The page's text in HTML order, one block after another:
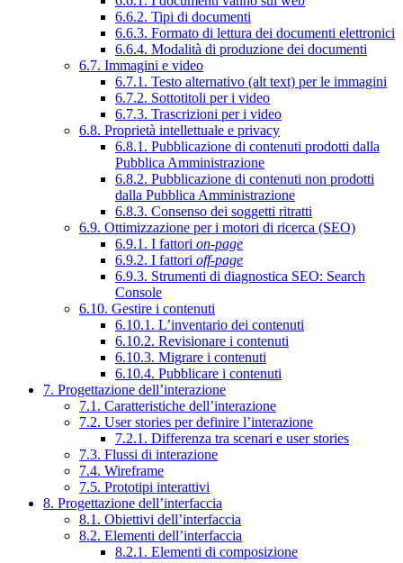
6.6.2. Tipi di documenti
6.6.3. Formato di lettura dei documenti elettronici
6.6.4. Modalità di produzione dei documenti
6.7. Immagini e video
6.7.1. Testo alternativo (alt text) per le immagini
6.7.2. Sottotitoli per i video
6.7.3. Trascrizioni per i video
6.8. Proprietà intellettuale e privacy
6.8.1. Pubblicazione di contenuti prodotti dalla
Pubblica Amministrazione
6.8.2. Pubblicazione di contenuti non prodotti
dalla Pubblica Amministrazione
6.8.3. Consenso dei soggetti ritratti
6.9. Ottimizzazione per i motori di ricerca (SEO)
6.9.1. I fattori on-page
6.9.2. I fattori off-page
6.9.3. Strumenti di diagnostica SEO: Search
Console
6.10. Gestire i contenuti
6.10.1. L’inventario dei contenuti
6.10.2. Revisionare i contenuti
6.10.3. Migrare i contenuti
6.10.4. Pubblicare i contenuti
7. Progettazione dell’interazione
7.1. Caratteristiche dell’interazione
7.2. User stories per definire l’interazione
7.2.1. Differenza tra scenari e user stories
7.3. Flussi di interazione
7.4. Wireframe
7.5. Prototipi interattivi
8. Progettazione dell’interfaccia
8.1. Obiettivi dell’interfaccia
8.2. Elementi dell’interfaccia
8.2.1. Elementi di composizione